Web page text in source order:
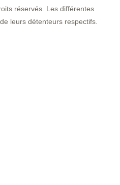
réservés. Les différentes
leurs détenteurs respectifs.